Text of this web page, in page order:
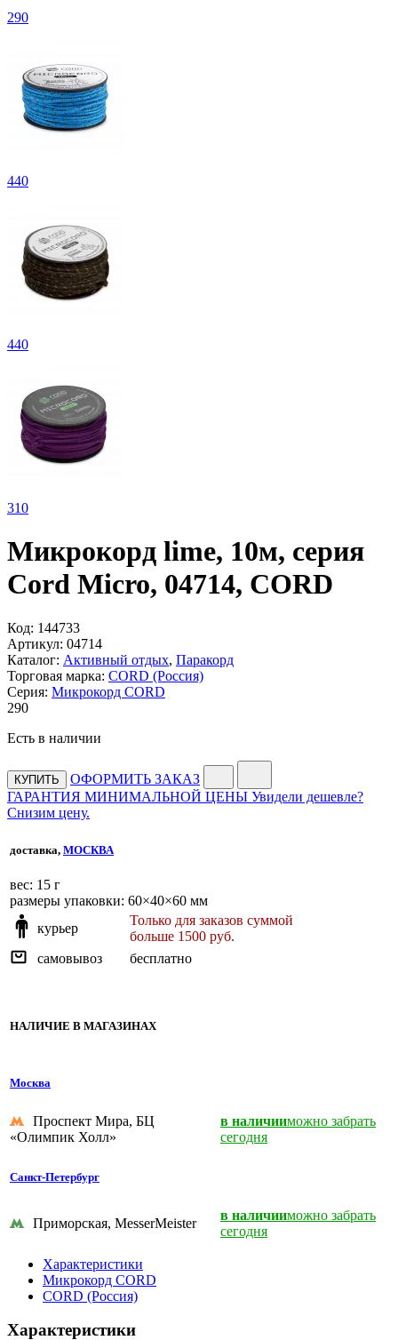
290
440
440
310
Микрокорд lime, 10м, серия
Cord Micro, 04714, CORD
Код: 144733
Артикул: 04714
Каталог: Активный отдых, Паракорд
Торговая марка: CORD (Россия)
Серия: Микрокорд CORD
290
Есть в наличии
КУПИТЬ
ОФОРМИТЬ ЗАКАЗ
ГАРАНТИЯ МИНИМАЛЬНОЙ ЦЕНЫ Увидели дешевле?
Снизим цену.
доставка, МОСКВА
веc: 15 г
размеры упаковки: 60×40×60 мм
курьер
Только для заказов суммой
больше 1500 руб.
самовывоз
бесплатно
НАЛИЧИЕ В МАГАЗИНАХ
Москва
Проспект Мира, БЦ
«Олимпик Холл»
в наличииможно забрать
сегодня
Санкт-Петербург
Приморская, MesserMeister
в наличииможно забрать
сегодня
Характеристики
Микрокорд CORD
CORD (Россия)
Характеристики